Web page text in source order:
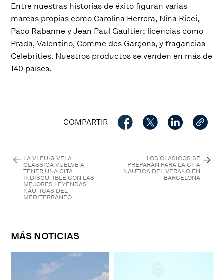
Entre nuestras historias de éxito figuran varias
marcas propias como Carolina Herrera, Nina Ricci,
Paco Rabanne y Jean Paul Gaultier; licencias como
Prada, Valentino, Comme des Garçons, y fragancias
Celebrities. Nuestros productos se venden en más de
140 países.
COMPARTIR
LA VI PUIG VELA
CLÀSSICA VUELVE A
TENER UNA CITA
INDISCUTIBLE CON LAS
MEJORES LEYENDAS
NÁUTICAS DEL
MEDITERRÁNEO
LOS CLÁSICOS SE
PREPARAN PARA LA CITA
NÁUTICA DEL VERANO EN
BARCELONA
MÁS NOTICIAS